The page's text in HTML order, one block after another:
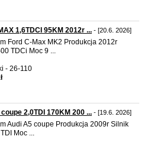
1,6TDCI 95KM 2012r ... - [20.6. 2026]
Ford C-Max MK2 Produkcja 2012r
TDCi Moc 9 ...
- 26-110
2,0TDI 170KM 200 ... - [19.6. 2026]
Audi A5 coupe Produkcja 2009r Silnik
Moc ...